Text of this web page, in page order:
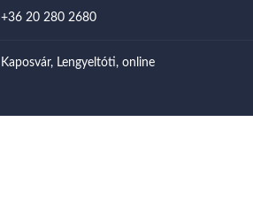
+36 20 280 2680
Kaposvár, Lengyeltóti, online